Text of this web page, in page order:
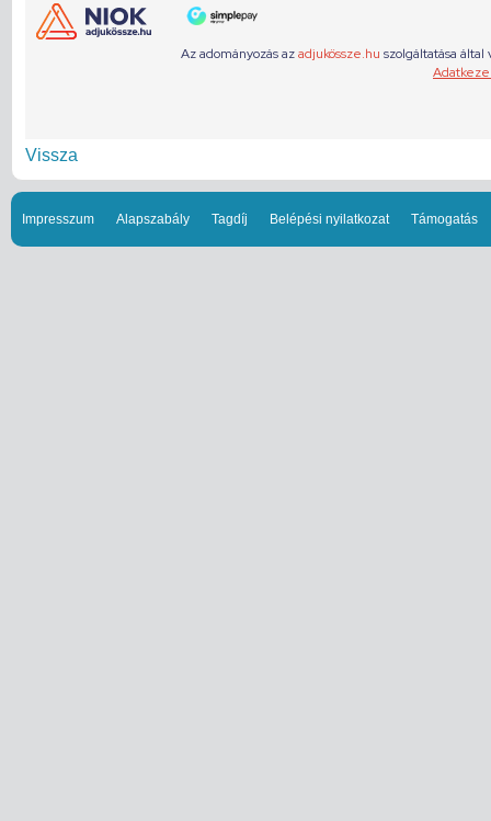
Vissza
Impresszum Alapszabály Tagdíj Belépési nyilatkozat Támogatás